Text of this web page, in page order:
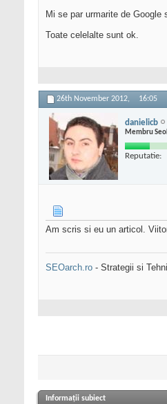
Mi se par urmarite de
Toate celelalte sunt ok.
26th November 2012, 16:05
danielicb
Membru
Reputatie:
Am scris si eu un articol.
SEOarch.ro - Strategii si
Informații subiect